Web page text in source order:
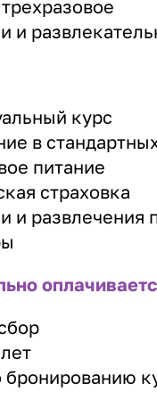
трехразовое
и
курс
в
питание
страховка
и развлечения
бронированию